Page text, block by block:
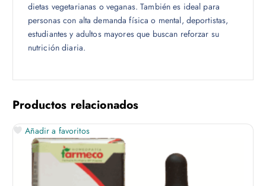
dietas vegetarianas o veganas. También es ideal para
personas con alta demanda física o mental, deportistas,
estudiantes y adultos mayores que buscan reforzar su
nutrición diaria.
Productos relacionados
Añadir a favoritos